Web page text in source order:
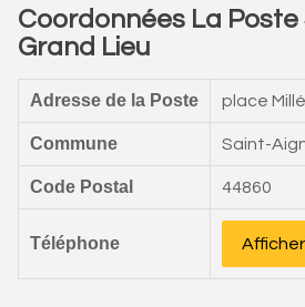
Coordonnées La
Grand Lieu
Adresse de la Poste place
Commune Saint-
Code Postal 44860
Téléphone